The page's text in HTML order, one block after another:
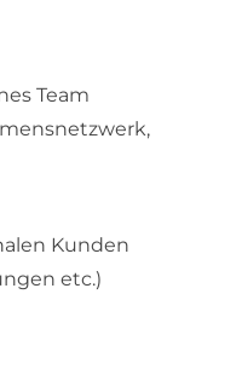
Team
Kunden
etc.)